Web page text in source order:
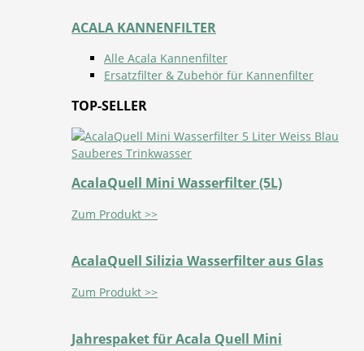
ACALA KANNENFILTER
Alle Acala Kannenfilter
Ersatzfilter & Zubehör für Kannenfilter
TOP-SELLER
AcalaQuell Mini Wasserfilter (5L)
Zum Produkt >>
AcalaQuell Silizia Wasserfilter aus Glas
Zum Produkt >>
Jahrespaket für Acala Quell Mini